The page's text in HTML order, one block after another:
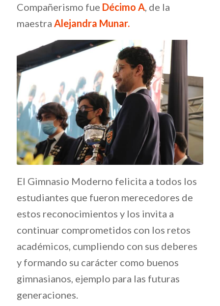
Compañerismo fue Décimo A, de la
maestra Alejandra Munar.
El Gimnasio Moderno felicita a todos los
estudiantes que fueron merecedores de
estos reconocimientos y los invita a
continuar comprometidos con los retos
académicos, cumpliendo con sus deberes
y formando su carácter como buenos
gimnasianos, ejemplo para las futuras
generaciones.